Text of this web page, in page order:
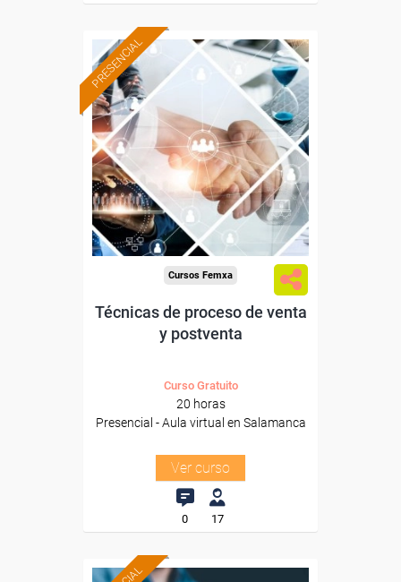
PRESENCIAL
Formación 100%
subvencionada.
Para desempleados,
trabajadores y autónomos
de Castilla y Leon.
Para todos los sectores.
Cursos Femxa
Técnicas de proceso de venta
y postventa
Curso Gratuito
20 horas
Presencial - Aula virtual en Salamanca
Ver curso
0 17